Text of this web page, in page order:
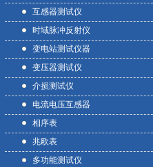
互感器测试仪
时域脉冲反射仪
变电站测试仪器
变压器测试仪
介损测试仪
电流电压互感器
相序表
兆欧表
多功能测试仪